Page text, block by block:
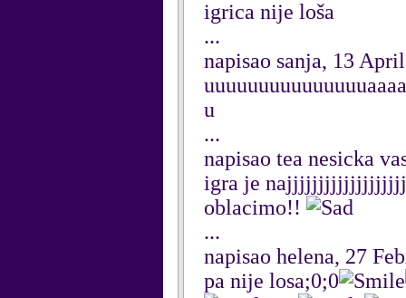
igrica nije loša
...
napisao sanja, 13
u
...
napisao tea nesicka
igra je
oblacimo!!
...
napisao helena, 27
pa nije losa;0;0